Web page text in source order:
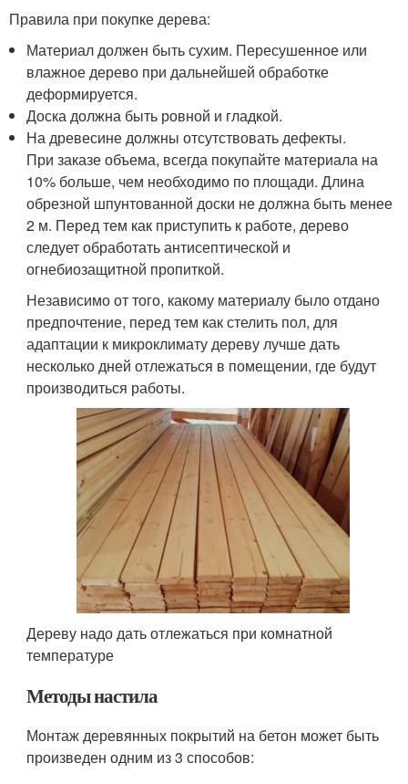
Правила при покупке дерева:
Материал должен быть сухим. Пересушенное или
влажное дерево при дальнейшей обработке
деформируется.
Доска должна быть ровной и гладкой.
На древесине должны отсутствовать дефекты.
При заказе объема, всегда покупайте материала на
10% больше, чем необходимо по площади. Длина
обрезной шпунтованной доски не должна быть менее
2 м. Перед тем как приступить к работе, дерево
следует обработать антисептической и
огнебиозащитной пропиткой.
Независимо от того, какому материалу было отдано
предпочтение, перед тем как стелить пол, для
адаптации к микроклимату дереву лучше дать
несколько дней отлежаться в помещении, где будут
производиться работы.
Дереву надо дать отлежаться при комнатной
температуре
Методы настила
Монтаж деревянных покрытий на бетон может быть
произведен одним из 3 способов: